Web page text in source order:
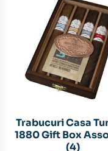
Trabucuri Casa
1880 Gift Box
(4)